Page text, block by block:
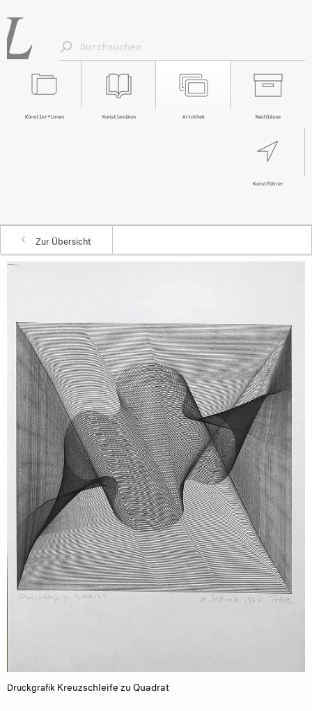
Nachlässe
Artothek
Kunstlexikon
Künstler*innen
Kunstführer
Zur Übersicht
Druckgrafik Kreuzschleife zu Quadrat